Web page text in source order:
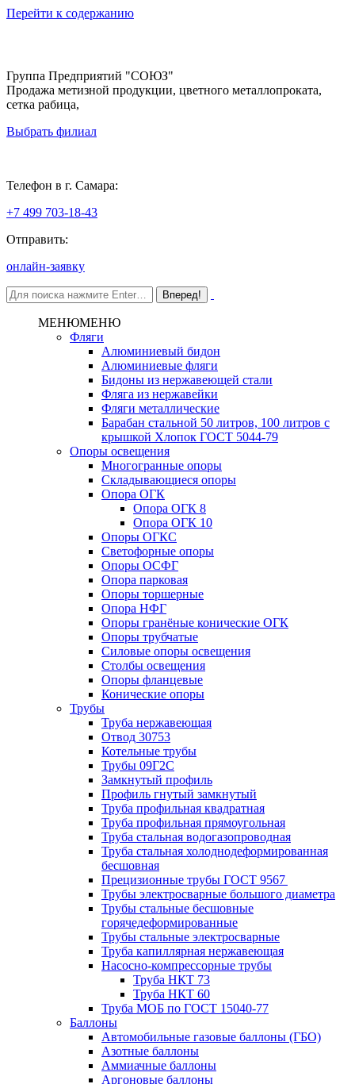
Перейти к содержанию
Группа Предприятий "СОЮЗ"
Продажа метизной продукции, цветного металлопроката,
сетка рабица,
Выбрать филиал
Телефон в г. Самара:
+7 499 703-18-43
Отправить:
онлайн-заявку
МЕНЮМЕНЮ
Фляги
Алюминиевый бидон
Алюминиевые фляги
Бидоны из нержавеющей стали
Фляга из нержавейки
Фляги металлические
Барабан стальной 50 литров, 100 литров с
крышкой Хлопок ГОСТ 5044-79
Опоры освещения
Многогранные опоры
Складывающиеся опоры
Опора ОГК
Опора ОГК 8
Опора ОГК 10
Опоры ОГКС
Светофорные опоры
Опоры ОСФГ
Опора парковая
Опоры торшерные
Опора НФГ
Опоры гранёные конические ОГК
Опоры трубчатые
Силовые опоры освещения
Столбы освещения
Опоры фланцевые
Конические опоры
Трубы
Труба нержавеющая
Отвод 30753
Котельные трубы
Трубы 09Г2С
Замкнутый профиль
Профиль гнутый замкнутый
Труба профильная квадратная
Труба профильная прямоугольная
Труба стальная водогазопроводная
Труба стальная холоднодеформированная
бесшовная
Прецизионные трубы ГОСТ 9567
Трубы электросварные большого диаметра
Трубы стальные бесшовные
горячедеформированные
Трубы стальные электросварные
Труба капиллярная нержавеющая
Насосно-компрессорные трубы
Труба НКТ 73
Труба НКТ 60
Труба МОБ по ГОСТ 15040-77
Баллоны
Автомобильные газовые баллоны (ГБО)
Азотные баллоны
Аммиачные баллоны
Аргоновые баллоны